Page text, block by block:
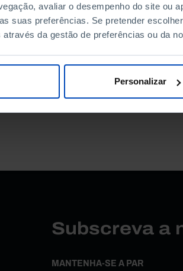
avaliar o desempenho do site ou
suas preferências. Se pretender
da gestão de preferências ou da
Personalizar
DATA DE FIM
Subscreva a
MANTENHA-SE A PAR